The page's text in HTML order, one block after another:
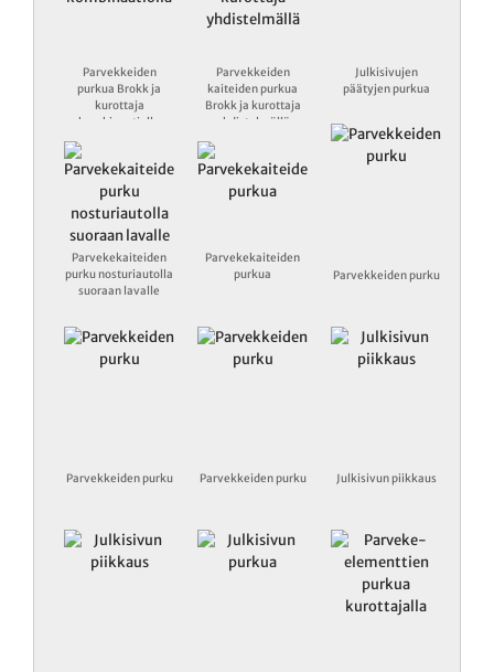
Parvekkeiden
purkua Brokk ja
kurottaja
kombinaatiolla
Parvekkeiden
kaiteiden purkua
Brokk ja kurottaja
yhdistelmällä
Julkisivujen
päätyjen purkua
Parvekekaiteiden
purku nosturiautolla
suoraan lavalle
Parvekekaiteiden
purkua
Parvekkeiden purku
Parvekkeiden purku Parvekkeiden purku Julkisivun piikkaus